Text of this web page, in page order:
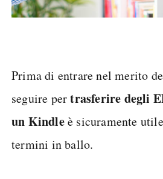
Prima di entrare nel merito
seguire pertrasferire degli
un Kindleè sicuramente
termini in ballo.